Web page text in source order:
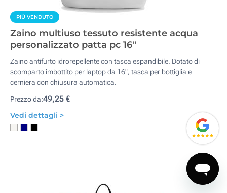
PIÙ VENDUTO
Zaino multiuso tessuto resistente acqua
personalizzato patta pc 16''
Zaino antifurto idrorepellente con tasca espandibile. Dotato di
scomparto imbottito per laptop da 16", tasca per bottiglia e
cerniera con chiusura automatica.
Prezzo da:49,25 €
Vedi dettagli >